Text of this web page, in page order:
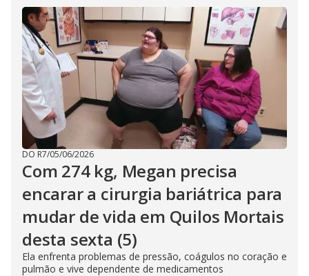
DO R7/05/06/2026
Com 274 kg, Megan precisa
encarar a cirurgia bariátrica para
mudar de vida em Quilos Mortais
desta sexta (5)
Ela enfrenta problemas de pressão, coágulos no coração e
pulmão e vive dependente de medicamentos